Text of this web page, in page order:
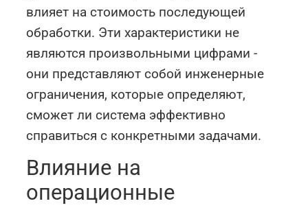
влияет на стоимость последующей
обработки. Эти характеристики не
являются произвольными цифрами -
они представляют собой инженерные
ограничения, которые определяют,
сможет ли система эффективно
справиться с конкретными задачами.
Влияние на
операционные